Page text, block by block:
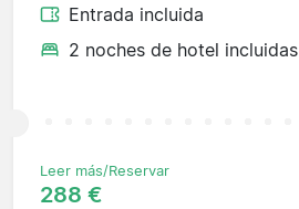
Entrada incluida
2 noches de hotel incluidas
Leer más/Reservar
288 €